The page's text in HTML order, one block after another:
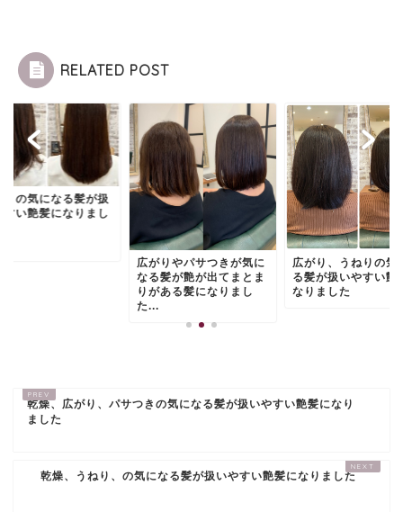
RELATED POST
りの気になる髪が扱
すい艶髪になりまし
広がりやパサつきが気に
なる髪が艶が出てまとま
りがある髪になりまし
た...
広がり、うねりの気
る髪が扱いやすい艶
なりました
乾燥、広がり、パサつきの気になる髪が扱いやすい艶髪になり
ました
乾燥、うねり、の気になる髪が扱いやすい艶髪になりました